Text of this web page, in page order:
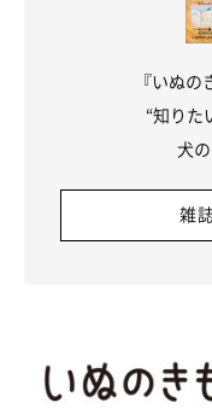
『いぬ
“知りた
犬
雑